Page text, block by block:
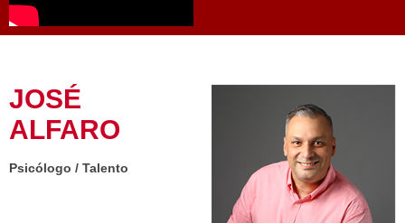
JOSÉ
ALFARO
Psicólogo / Talento